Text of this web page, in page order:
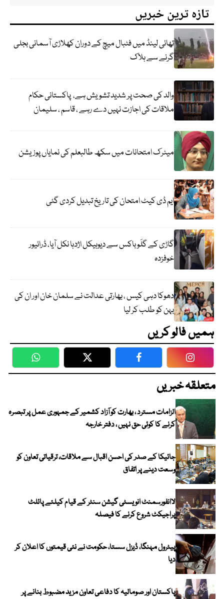
تازہ ترین خبریں
تھائی لینڈ میں فٹبال میچ کے دوران کھلاڑی آسمانی بجلی
گرنے سے ہلاک
والد کی صحت پر شدید تشویش ہے، پاکستانی حکام
ملاقات کی اجازت نہیں دے رہے ، قاسم ، سلیمان
میٹرک امتحانات میں سکھ طالبعلم کی نمایاں پوزیشن
ایم ڈی کیٹ امتحان کی تاریخ تبدیل کردی گئی
گاڑی کے گلَو باکس سے دیوہیکل اژدہا نکل آیا، ڈرائیور
خوفزدہ
دھوکا دہی کیس ، بھارتی عدالت نے سلمان خان اور ان کی
بہن کو طلب کر لیا
ہمیں فالو کریں
WhatsApp Twitter Facebook
متعلقہ خبریں
الزامات مسترد ، بھارت کو آزاد کشمیر کے جمہوری عمل پر تبصرہ
کرنے کا کوئی حق نہیں ، دفتر خارجہ
جائیکا کے صدر کی احسن اقبال سے ملاقات، ترقیاتی تعاون کو
وسعت دینے پر اتفاق
لاانفورسمنٹ انویسٹی گیشن سنٹر کے قیام کیلئے پائلٹ
پراجیکٹ شروع کرنے کا فیصلہ
پیٹرول مہنگا، ڈیزل سستا، حکومت نے نئی قیمتوں کا اعلان کر
دیا
پاکستان اور صومالیہ کا دفاعی تعاون مزید مضبوط بنانے پر